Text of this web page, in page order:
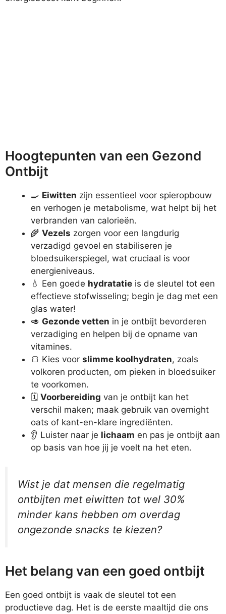
Hoogtepunten van een Gezond
Ontbijt
🍳 Eiwitten zijn essentieel voor spieropbouw
en verhogen je metabolisme, wat helpt bij het
verbranden van calorieën.
🌾 Vezels zorgen voor een langdurig
verzadigd gevoel en stabiliseren je
bloedsuikerspiegel, wat cruciaal is voor
energieniveaus.
💧 Een goede hydratatie is de sleutel tot een
effectieve stofwisseling; begin je dag met een
glas water!
🥑 Gezonde vetten in je ontbijt bevorderen
verzadiging en helpen bij de opname van
vitamines.
🍞 Kies voor slimme koolhydraten, zoals
volkoren producten, om pieken in bloedsuiker
te voorkomen.
🗓️ Voorbereiding van je ontbijt kan het
verschil maken; maak gebruik van overnight
oats of kant-en-klare ingrediënten.
👂 Luister naar je lichaam en pas je ontbijt aan
op basis van hoe jij je voelt na het eten.
Wist je dat mensen die regelmatig
ontbijten met eiwitten tot wel 30%
minder kans hebben om overdag
ongezonde snacks te kiezen?
Het belang van een goed ontbijt
Een goed ontbijt is vaak de sleutel tot een
productieve dag. Het is de eerste maaltijd die ons